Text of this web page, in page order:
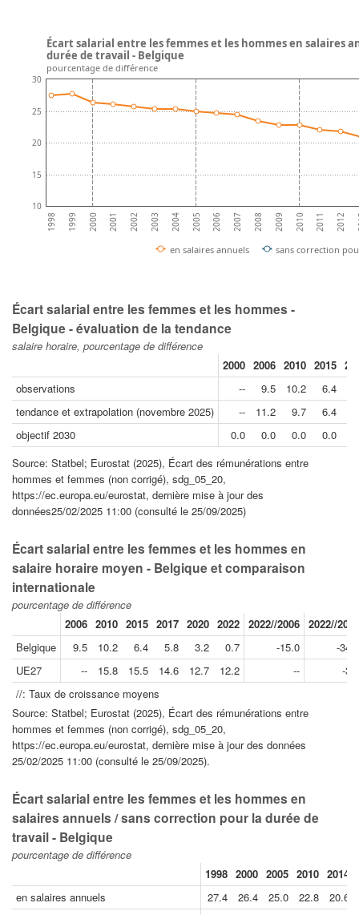
1998 1999 2000 2001 2002 2003 2004 2005 2006 2007 2008 2009 2010 2011 2012
10
15
20
25
30
en salaires annuels sans correction
Écart salarial entre les femmes et les hommes en salaires
durée de travail - Belgique
pourcentage de différence
Écart salarial entre les femmes et les hommes -
Belgique - évaluation de la tendance
salaire horaire, pourcentage de différence
2000 2006 2010 2015
observations
-- 9.5 10.2 6.4
tendance et extrapolation (novembre 2025)
-- 11.2 9.7 6.4
objectif 2030
0.0 0.0 0.0 0.0
Source: Statbel; Eurostat (2025), Écart des rémunérations entre
hommes et femmes (non corrigé), sdg_05_20,
https://ec.europa.eu/eurostat, dernière mise à jour des
données25/02/2025 11:00 (consulté le 25/09/2025)
Écart salarial entre les femmes et les hommes en
salaire horaire moyen - Belgique et comparaison
internationale
pourcentage de différence
2006 2010 2015 2017 2020 2022 2022//2006 2022//2017
Belgique
9.5 10.2 6.4 5.8 3.2 0.7 -15.0
-34.5
UE27
-- 15.8 15.5 14.6 12.7 12.2 --
-3.5
//: Taux de croissance moyens
Source: Statbel; Eurostat (2025), Écart des rémunérations entre
hommes et femmes (non corrigé), sdg_05_20,
https://ec.europa.eu/eurostat, dernière mise à jour des données
25/02/2025 11:00 (consulté le 25/09/2025).
Écart salarial entre les femmes et les hommes en
salaires annuels / sans correction pour la durée de
travail - Belgique
pourcentage de différence
1998 2000 2005 2010 2014
en salaires annuels
27.4 26.4 25.0 22.8
20.6